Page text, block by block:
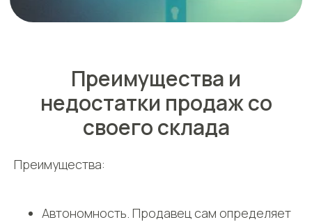
Преимущества и
недостатки продаж со
своего склада
Преимущества:
Автономность. Продавец сам определяет